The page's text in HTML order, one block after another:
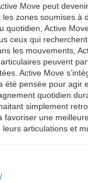
Move peut
zones soumises
quotidien, Active
ceux qui
les mouvements,
peuvent
Active Move
été pensée pour agir
quotidien
simplement
favoriser une
articulations et